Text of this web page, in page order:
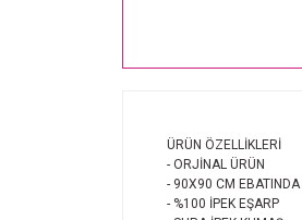
ÜRÜN ÖZELLİKLERİ
- ORJİNAL ÜRÜN
- 90X90 CM EBATINDA
- %100 İPEK EŞARP